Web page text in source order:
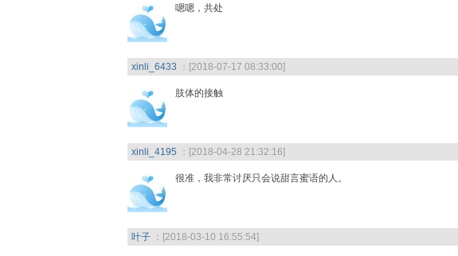
嗯嗯，共处
xinli_6433 ：[2018-07-17 08:33:00]
肢体的接触
xinli_4195 ：[2018-04-28 21:32:16]
很准，我非常讨厌只会说甜言蜜语的人。
叶子 ：[2018-03-10 16:55:54]